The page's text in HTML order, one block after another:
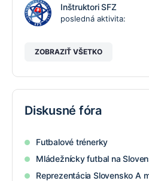
Inštruktori SFZ
posledná aktivita:
ZOBRAZIŤ VŠETKO
Diskusné fóra
Futbalové trénerky
Mládežnícky futbal na
Reprezentácia Slovensko A